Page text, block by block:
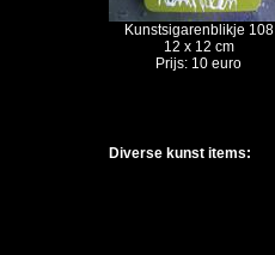
Kunstsigarenblikje 108
12 x 12 cm
Prijs: 10 euro
Diverse kunst items: